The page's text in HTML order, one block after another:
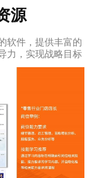
源
软件，提供丰富的
力，实现战略目标